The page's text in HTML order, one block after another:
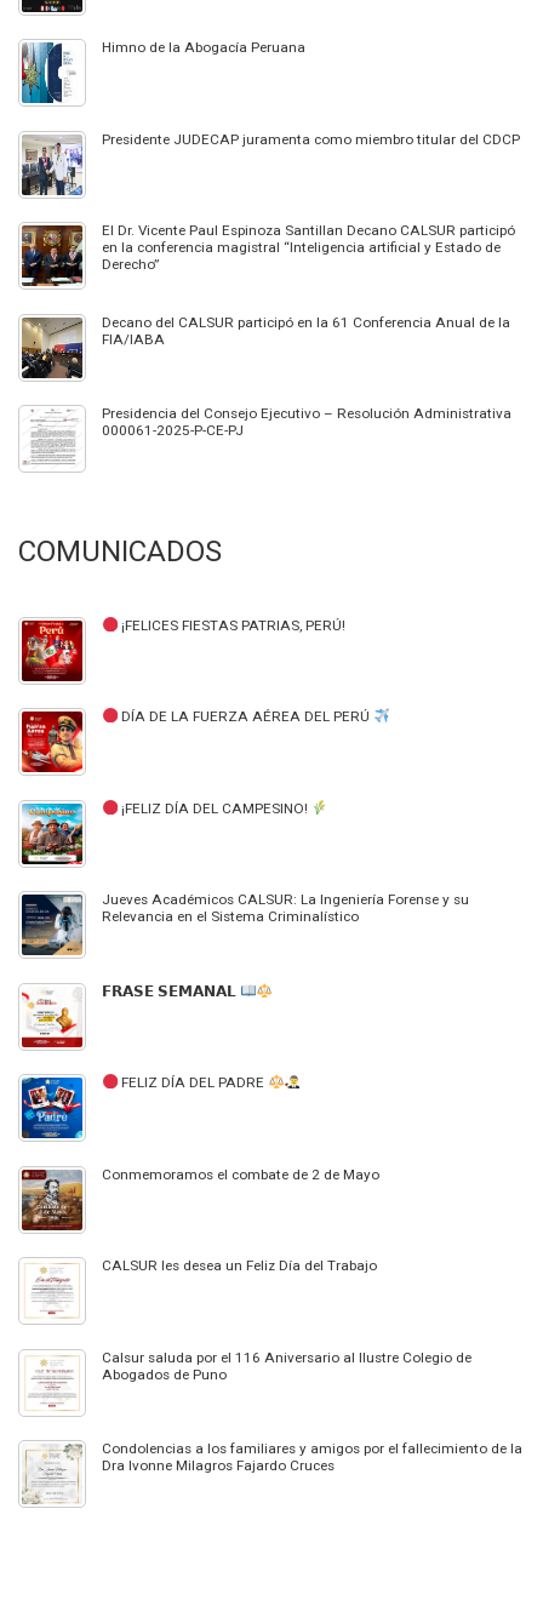
Himno de la Abogacía Peruana
Presidente JUDECAP juramenta como miembro titular del CDCP
El Dr. Vicente Paul Espinoza Santillan Decano CALSUR participó
en la conferencia magistral “Inteligencia artificial y Estado de
Derecho”
Decano del CALSUR participó en la 61 Conferencia Anual de la
FIA/IABA
Presidencia del Consejo Ejecutivo – Resolución Administrativa
000061-2025-P-CE-PJ
COMUNICADOS
¡FELICES FIESTAS PATRIAS, PERÚ!
DÍA DE LA FUERZA AÉREA DEL PERÚ
¡FELIZ DÍA DEL CAMPESINO!
Jueves Académicos CALSUR: La Ingeniería Forense y su
Relevancia en el Sistema Criminalístico
𝗙𝗥𝗔𝗦𝗘 𝗦𝗘𝗠𝗔𝗡𝗔𝗟
FELIZ DÍA DEL PADRE
Conmemoramos el combate de 2 de Mayo
CALSUR les desea un Feliz Día del Trabajo
Calsur saluda por el 116 Aniversario al Ilustre Colegio de
Abogados de Puno
Condolencias a los familiares y amigos por el fallecimiento de la
Dra Ivonne Milagros Fajardo Cruces